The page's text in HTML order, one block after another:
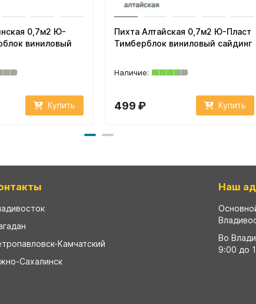
0,7м2 Ю-
виниловый
Купить
Пихта Алтайская 0,7м2 Ю-Пласт
Тимберблок виниловый сайдинг
499 ₽ Купить
Камчатский
Сахалинск
Наш
Во
9:00 до